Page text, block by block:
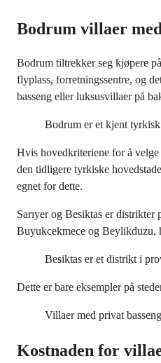
Bodrum villaer
Bodrum tiltrekker seg kjøpere
flyplass, forretningssentre, og
basseng eller luksusvillaer på
Bodrum er et kjent
Hvis hovedkriteriene for å
den tidligere tyrkiske
egnet for dette.
Sarıyer og Besiktas er
Buyukcekmece og Beylikduzu,
Besiktas er et distrikt i
Dette er bare eksempler på
Villaer med privat
Kostnaden for